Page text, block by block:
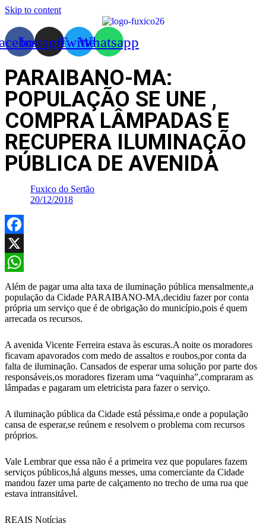
Skip to content
InstagramTwitterWhatsapp
PARAIBANO-MA:
POPULAÇÃO SE UNE ,
COMPRA LÂMPADAS E
RECUPERA ILUMINAÇÃO
PÚBLICA DE AVENIDA
Fuxico do Sertão
20/12/2018
Facebook
X
WhatsApp
Além de pagar uma alta taxa de iluminação pública mensalmente,a
população da Cidade PARAIBANO-MA,decidiu fazer por conta
própria um serviço que é de obrigação do município,pois é quem
arrecada os recursos.
A avenida Vicente Ferreira estava às escuras.A noite os moradores
ficavam apavorados com medo de assaltos e roubos,por conta da
falta de iluminação. Cansados de esperar uma solução por parte dos
responsáveis,os moradores fizeram uma “vaquinha”,compraram as
lâmpadas e pagaram um eletricista para fazer o serviço.
A iluminação pública da Cidade está péssima,e onde a população
cansa de esperar,se reúnem e resolvem o problema com recursos
próprios.
Vale Lembrar que essa não é a primeira vez que populares fazem
serviços públicos,há alguns messes, uma comerciante da Cidade
mandou fazer uma parte de calçamento no trecho de uma rua que
estava intransitável.
REAIS Notícias